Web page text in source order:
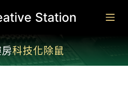
Station
科技化除鼠